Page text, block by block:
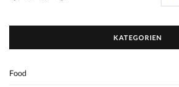
KATEGORIEN
Food